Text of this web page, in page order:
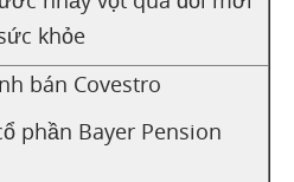
khỏe
bán Covestro
phần Bayer Pension